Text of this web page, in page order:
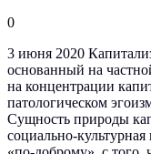
0
3 июня 2020
основанный на
на концентрации
патологическом
Сущность природы
социально-